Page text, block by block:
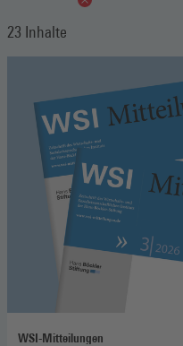
23 Inhalte
WSI-Mitteilungen